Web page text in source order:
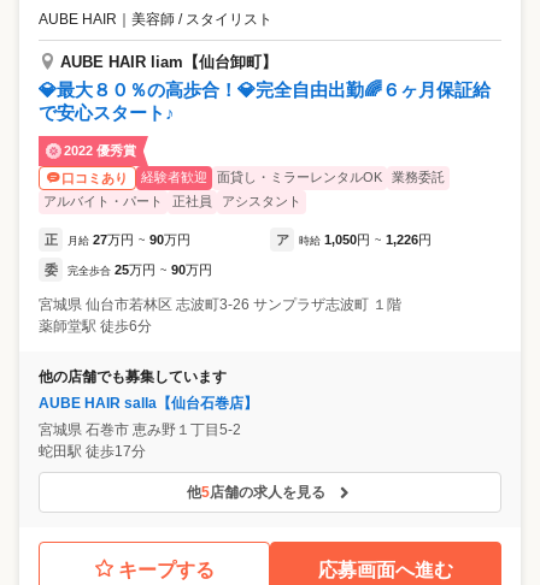
AUBE HAIR ｜ 美容師 / スタイリスト
AUBE HAIR liam【仙台卸町】
💎最大８０％の高歩合！💎完全自由出勤🌈６ヶ月保証給
で安心スタート♪
2022 優秀賞
口コミあり
経験者歓迎 面貸し・ミラーレンタルOK
業務委託
アルバイト・パート
正社員 アシスタント
正 月給 27万円 ~ 90万円 ア 時給 1,050円 ~ 1,226円
委 完全歩合 25万円 ~ 90万円
宮城県 仙台市若林区 志波町3-26 サンプラザ志波町 １階
薬師堂駅 徒歩6分
他の店舗でも募集しています
AUBE HAIR salla【仙台石巻店】
宮城県 石巻市 恵み野１丁目5-2
蛇田駅 徒歩17分
他5店舗の求人を見る
キープする 応募画面へ進む